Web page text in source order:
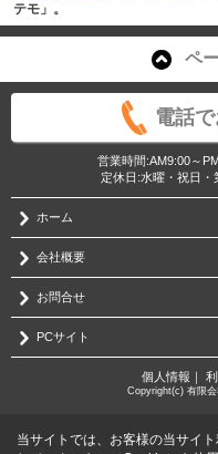
テモ」。
ペ
電話
営業時間:AM9:00～
定休日:水曜・祝日
ホーム
会社概要
お問合せ
PCサイト
個人情報 ｜
Copyright(c) 有限
当サイトでは、お客様の当サイ